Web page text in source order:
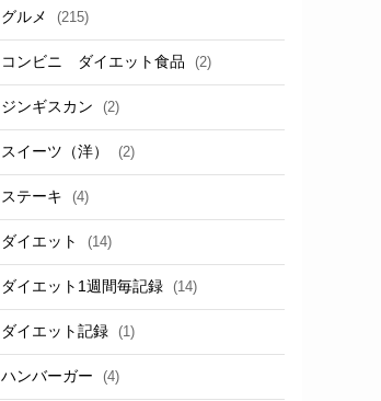
グルメ (215)
コンビニ ダイエット食品 (2)
ジンギスカン (2)
スイーツ（洋） (2)
ステーキ (4)
ダイエット (14)
ダイエット1週間毎記録 (14)
ダイエット記録 (1)
ハンバーガー (4)